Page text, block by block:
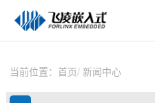
当前位置： 首页 新闻中心